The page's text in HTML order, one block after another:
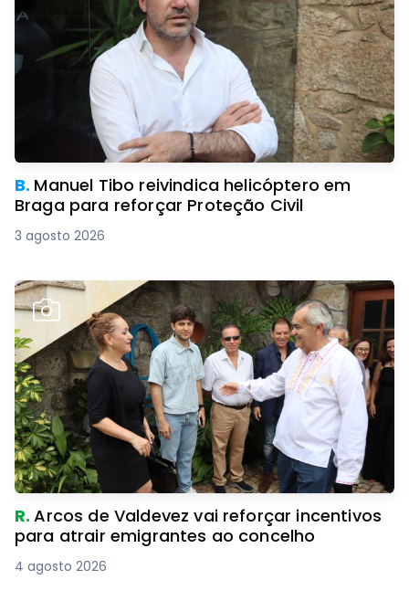
B. Manuel Tibo reivindica helicóptero em
Braga para reforçar Proteção Civil
3 agosto 2026
R.Arcos de Valdevez vai reforçar incentivos
para atrair emigrantes ao concelho
4 agosto 2026